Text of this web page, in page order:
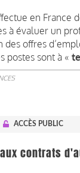
en France
à évaluer un
des offres
postes sont à «
ACCÈS PUBLIC
contrats